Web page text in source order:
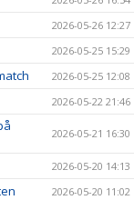
2026-05-26 12:27
2026-05-25 15:29
2026-05-25 12:08
2026-05-22 21:46
2026-05-21 16:30
2026-05-20 14:13
2026-05-20 11:02